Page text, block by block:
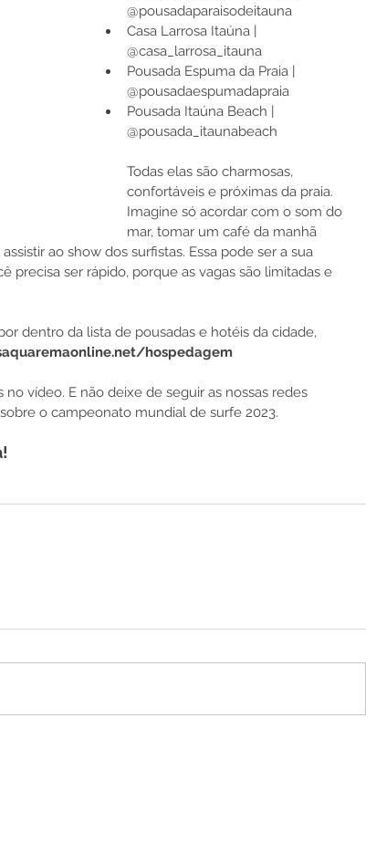
@pousadaparaisodeitauna
Casa Larrosa Itaúna |
@casa_larrosa_itauna
Pousada Espuma da Praia |
@pousadaespumadapraia
Pousada Itaúna Beach |
@pousada_itaunabeach
Todas elas são charmosas,
confortáveis e próximas da praia.
Imagine só acordar com o som do
mar, tomar um café da manhã
ao show dos surfistas. Essa pode ser a sua
precisa ser rápido, porque as vagas são limitadas e
dentro da lista de pousadas e hotéis da cidade,
hospedagem
vídeo. E não deixe de seguir as nossas redes
o campeonato mundial de surfe 2023.